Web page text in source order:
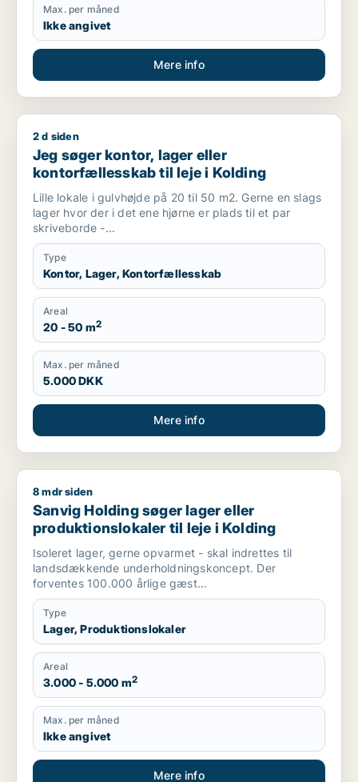
Max. per måned
Ikke angivet
Mere info
Jeg søger kontor, lager eller kontorfællesskab til leje i
2 d siden
Jeg søger kontor, lager eller
kontorfællesskab til leje i Kolding
Lille lokale i gulvhøjde på 20 til 50 m2. Gerne en slags
lager hvor der i det ene hjørne er plads til et par
skriveborde -...
Type
Kontor, Lager, Kontorfællesskab
Areal
20 - 50 m2
Max. per måned
5.000 DKK
Mere info
Sanvig Holding søger lager eller produktionslokaler til leje i
8 mdr siden
Sanvig Holding søger lager eller
produktionslokaler til leje i Kolding
Isoleret lager, gerne opvarmet - skal indrettes til
landsdækkende underholdningskoncept. Der
forventes 100.000 årlige gæst...
Type
Lager, Produktionslokaler
Areal
3.000 - 5.000 m2
Max. per måned
Ikke angivet
Mere info